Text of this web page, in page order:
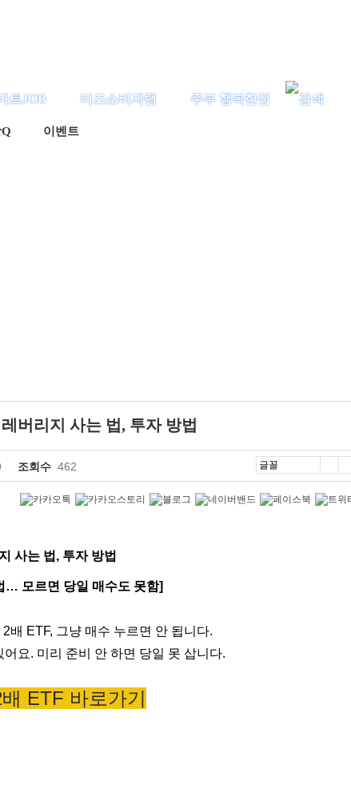
트JOB 미즈소비자랩 주부 행복한집
이벤트
버리지 사는 법, 투자 방법
조회수 462
사는 법, 투자 방법
… 모르면 당일 매수도 못함]
배 ETF, 그냥 매수 누르면 안 됩니다.
요. 미리 준비 안 하면 당일 못 삽니다.
ETF 바로가기